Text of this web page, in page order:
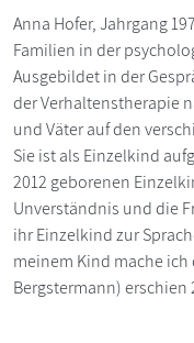
Anna Hofer, Jahrgang
Familien in der
Ausgebildet in der
der Verhaltenstherapie
und Väter auf den
Sie ist als Einzelkind
2012 geborenen
Unverständnis und die
ihr Einzelkind zur
meinem Kind mache
Bergstermann) erschien